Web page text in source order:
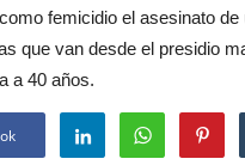
femicidio el asesinato
que van desde el presidio
a 40 años.